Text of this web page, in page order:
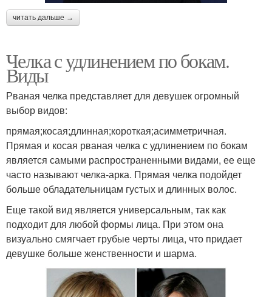
читать дальше →
Челка с удлинением по бокам.
Виды
Рваная челка представляет для девушек огромный
выбор видов:
прямая;косая;длинная;короткая;асимметричная.
Прямая и косая рваная челка с удлинением по бокам
является самыми распространенными видами, ее еще
часто называют челка-арка. Прямая челка подойдет
больше обладательницам густых и длинных волос.
Еще такой вид является универсальным, так как
подходит для любой формы лица. При этом она
визуально смягчает грубые черты лица, что придает
девушке больше женственности и шарма.